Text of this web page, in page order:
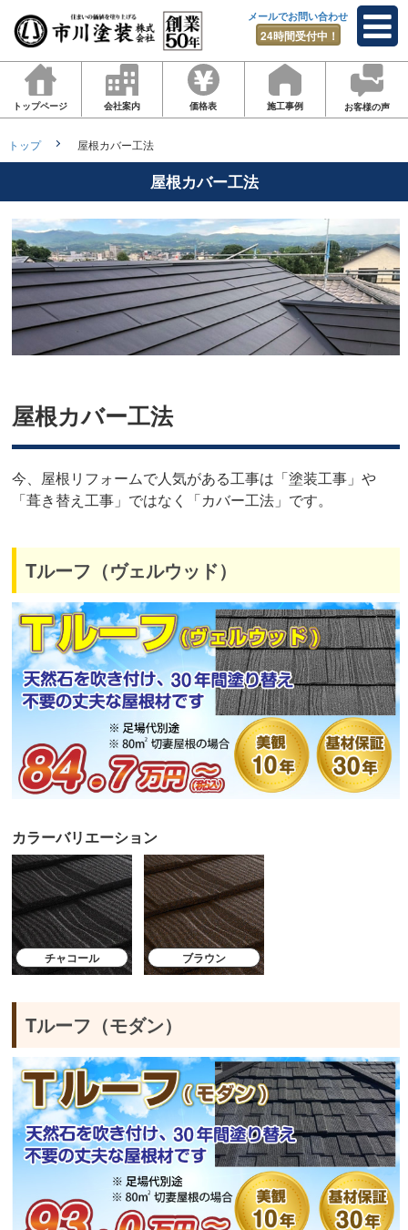
メールでお問い合わせ
24時間受付中！
トップページ 会社案内 価格表 施工事例 お客様の声
トップ 屋根カバー工法
屋根カバー工法
屋根カバー工法
今、屋根リフォームで人気がある工事は「塗装工事」や
「葺き替え工事」ではなく「カバー工法」です。
Tルーフ（ヴェルウッド）
カラーバリエーション
チャコール ブラウン
Tルーフ（モダン）